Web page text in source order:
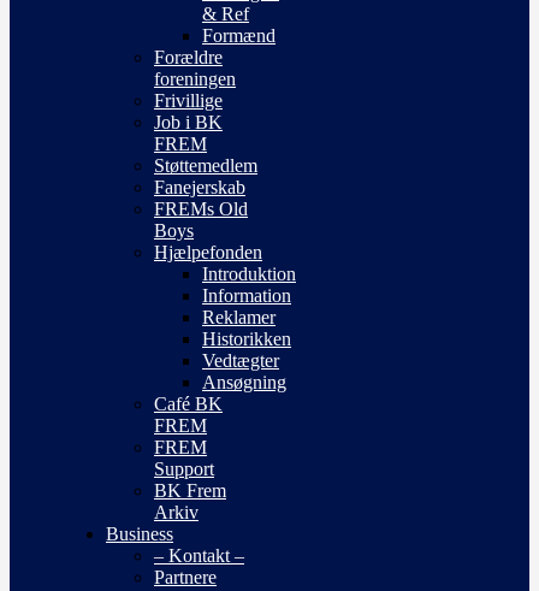
& Ref
Formænd
Forældre
foreningen
Frivillige
Job i BK
FREM
Støttemedlem
Fanejerskab
FREMs Old
Boys
Hjælpefonden
Introduktion
Information
Reklamer
Historikken
Vedtægter
Ansøgning
Café BK
FREM
FREM
Support
BK Frem
Arkiv
Business
– Kontakt –
Partnere